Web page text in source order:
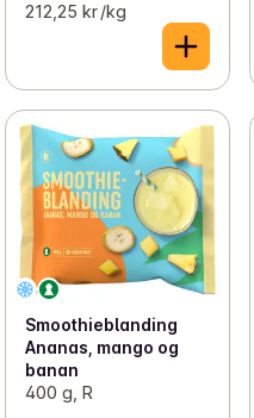
212,25 kr /kg
Smoothieblanding
Ananas, mango og
banan
400 g, R